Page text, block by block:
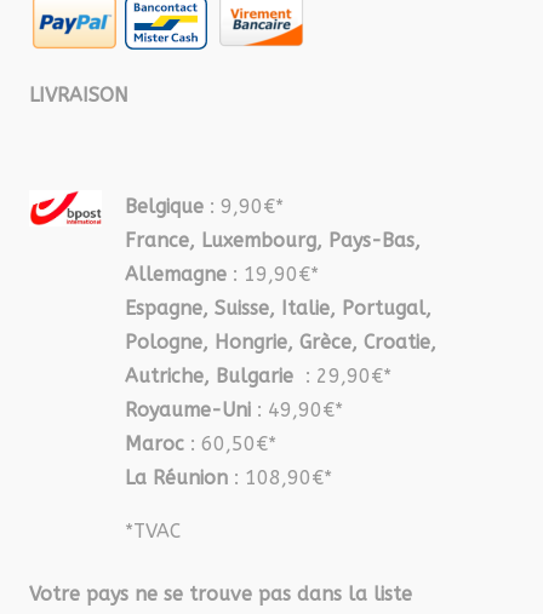
LIVRAISON
Belgique : 9,90€*
France, Luxembourg, Pays-Bas,
Allemagne : 19,90€*
Espagne, Suisse, Italie, Portugal,
Pologne, Hongrie, Grèce, Croatie,
Autriche, Bulgarie : 29,90€*
Royaume-Uni : 49,90€*
Maroc : 60,50€*
La Réunion : 108,90€*
*TVAC
Votre pays ne se trouve pas dans la liste